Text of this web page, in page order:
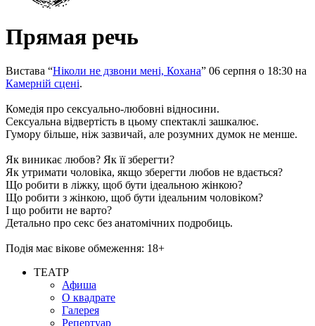
Прямая речь
Вистава “Ніколи не дзвони мені, Кохана” 06 серпня о 18:30 на
Камерній сцені.
Комедія про сексуально-любовні відносини.
Сексуальна відвертість в цьому спектаклі зашкалює.
Гумору більше, ніж зазвичай, але розумних думок не менше.
Як виникає любов? Як її зберегти?
Як утримати чоловіка, якщо зберегти любов не вдається?
Що робити в ліжку, щоб бути ідеальною жінкою?
Що робити з жінкою, щоб бути ідеальним чоловіком?
І що робити не варто?
Детально про секс без анатомічних подробиць.
Подія має вікове обмеження: 18+
ТЕАТР
Афиша
О квадрате
Галерея
Репертуар